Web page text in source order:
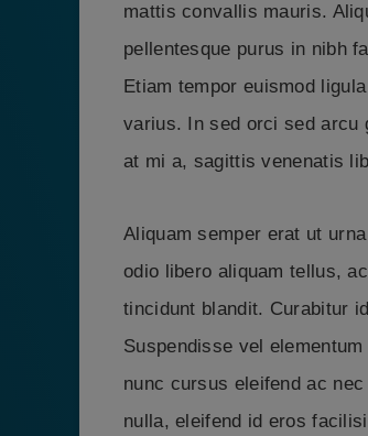
mattis convallis mauris.
pellentesque purus in nibh
Etiam tempor euismod
varius. In sed orci sed arcu
at mi a, sagittis venenatis
Aliquam semper erat ut
odio libero aliquam tellus,
tincidunt blandit. Curabitur
Suspendisse vel
nunc cursus eleifend ac
nulla, eleifend id eros